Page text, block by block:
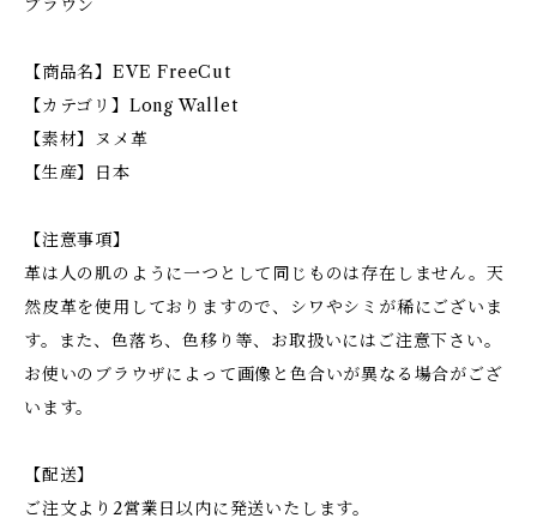
ブラウン
【商品名】EVE FreeCut
【カテゴリ】Long Wallet
【素材】ヌメ革
【生産】日本
【注意事項】
革は人の肌のように一つとして同じものは存在しません。天
然皮革を使用しておりますので、シワやシミが稀にございま
す。また、色落ち、色移り等、お取扱いにはご注意下さい。
お使いのブラウザによって画像と色合いが異なる場合がござ
います。
【配送】
ご注文より2営業日以内に発送いたします。